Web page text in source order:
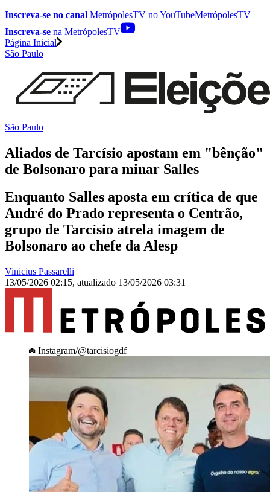
Inscreva-se no canal MetrópolesTV noYouTubeMetrópolesTV
Inscreva-se na MetrópolesTV
Página Inicial
São Paulo
São Paulo
Aliados de Tarcísio apostam em "bênção"
de Bolsonaro para minar Salles
Enquanto Salles aposta em crítica de que
André do Prado representa o Centrão,
grupo de Tarcísio atrela imagem de
Bolsonaro ao chefe da Alesp
Vinicius Passarelli
13/05/2026 02:15, atualizado 13/05/2026 03:31
Instagram/@tarcisiogdf